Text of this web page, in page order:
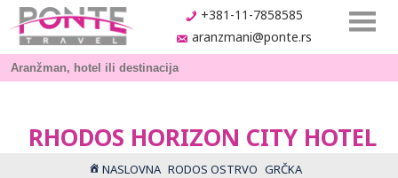
+381-11-7858585
aranzmani@ponte.rs
RHODOS HORIZON CITY HOTEL
NASLOVNA RODOS OSTRVO GRČKA